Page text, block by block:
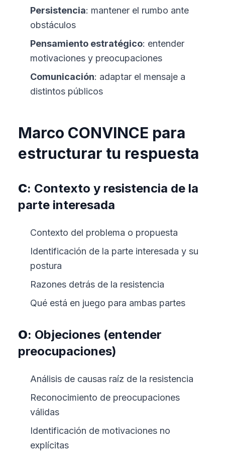
Persistencia: mantener el rumbo ante
obstáculos
Pensamiento estratégico: entender
motivaciones y preocupaciones
Comunicación: adaptar el mensaje a
distintos públicos
Marco CONVINCE para
estructurar tu respuesta
C: Contexto y resistencia de la
parte interesada
Contexto del problema o propuesta
Identificación de la parte interesada y su
postura
Razones detrás de la resistencia
Qué está en juego para ambas partes
O: Objeciones (entender
preocupaciones)
Análisis de causas raíz de la resistencia
Reconocimiento de preocupaciones
válidas
Identificación de motivaciones no
explícitas